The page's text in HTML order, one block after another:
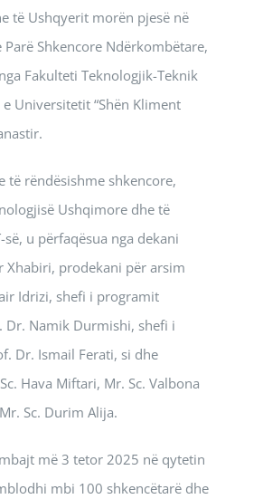
të Ushqyerit morën pjesë në
Parë Shkencore Ndërkombëtare,
Fakulteti Teknologjik-Teknik
e Universitetit “Shën Kliment
të rëndësishme shkencore,
Ushqimore dhe të
u përfaqësua nga dekani
Xhabiri, prodekani për arsim
Idrizi, shefi i programit
Dr. Namik Durmishi, shefi i
Dr. Ismail Ferati, si dhe
Hava Miftari, Mr. Sc. Valbona
Sc. Durim Alija.
më 3 tetor 2025 në qytetin
mbi 100 shkencëtarë dhe